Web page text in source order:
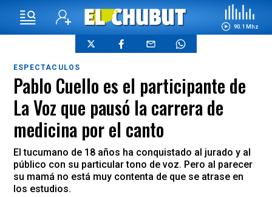
90.1 Mhz
ESPECTACULOS
Pablo Cuello es el participante de
La Voz que pausó la carrera de
medicina por el canto
El tucumano de 18 años ha conquistado al jurado y al
público con su particular tono de voz. Pero al parecer
su mamá no está muy contenta de que se atrase en
los estudios.